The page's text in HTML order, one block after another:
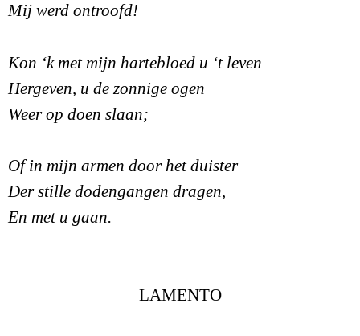
Mij werd ontroofd!
Kon ‘k met mijn hartebloed u ‘t leven
Hergeven, u de zonnige ogen
Weer op doen slaan;
Of in mijn armen door het duister
Der stille dodengangen dragen,
En met u gaan.
LAMENTO